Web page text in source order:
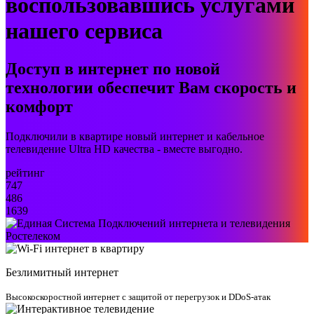
воспользовавшись услугами
нашего сервиса
Доступ в интернет по новой
технологии обеспечит Вам скорость и
комфорт
Подключили в квартире новый интернет и кабельное
телевидение Ultra HD качества - вместе выгодно.
рейтинг
747
486
1639
Безлимитный интернет
Высокоскоростной интернет с защитой от перегрузок и DDoS-атак